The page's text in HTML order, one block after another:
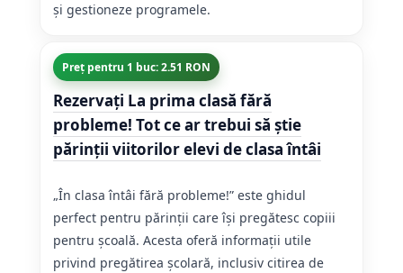
și gestioneze programele.
Preț pentru 1 buc: 2.51 RON
Rezervați La prima clasă fără
probleme! Tot ce ar trebui să știe
părinții viitorilor elevi de clasa întâi
„În clasa întâi fără probleme!” este ghidul
perfect pentru părinții care își pregătesc copiii
pentru școală. Acesta oferă informații utile
privind pregătirea școlară, inclusiv citirea de